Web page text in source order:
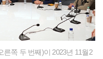
쪽 두 번째)이 2023년 11월2